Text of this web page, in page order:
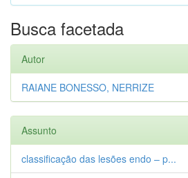
Busca facetada
Autor
RAIANE BONESSO, NERRIZE
Assunto
classificação das lesões endo – p...